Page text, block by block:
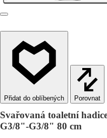
Porovnat
Svařovaná toaletní
G3/8"-G3/8" 80 cm